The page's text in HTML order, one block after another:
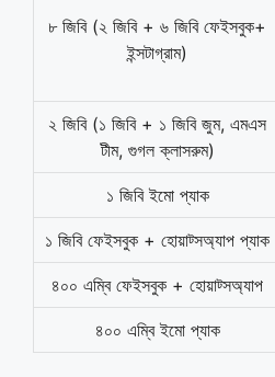
৮ জিবি (২ জিবি + ৬ জিবি ফেইসবুক+
ইন্সটাগ্রাম)
২ জিবি (১ জিবি + ১ জিবি জুম, এমএস
টীম, গুগল ক্লাসরুম)
১ জিবি ইমো প্যাক
১ জিবি ফেইসবুক + হোয়াট্সঅ্যাপ প্যাক
৪০০ এম্বি ফেইসবুক + হোয়াট্সঅ্যাপ
৪০০ এম্বি ইমো প্যাক